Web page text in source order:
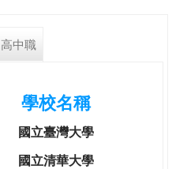
高中職
學校名稱
國立臺灣大學
國立清華大學